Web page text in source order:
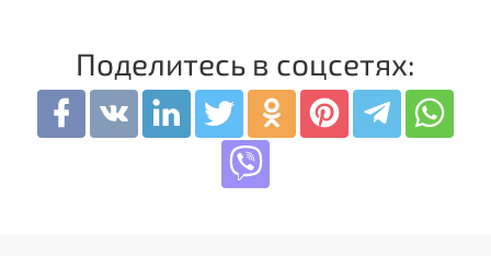
Поделитесь в соцсетях: